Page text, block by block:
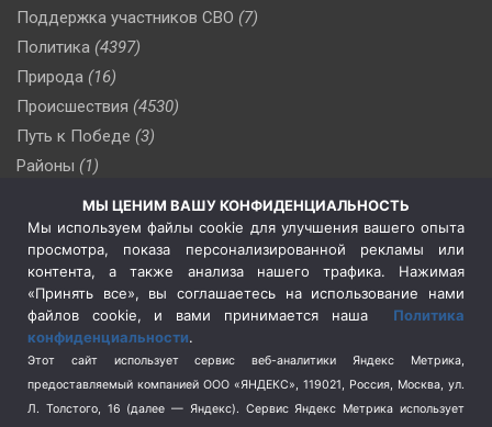
Поддержка участников СВО (7)
Политика (4397)
Природа (16)
Происшествия (4530)
Путь к Победе (3)
Районы (1)
(510)
Сельское хозяйство (3)
Социальная политика
(3)
Спецоперация в Украине
Спецоперация на Украине
(404)
Спорт (740)
Терроризм (1)
МЫ ЦЕНИМ ВАШУ КОНФИДЕНЦИАЛЬНОСТЬ
Мы используем файлы cookie для улучшения вашего опыта
просмотра, показа персонализированной рекламы или
контента, а также анализа нашего трафика. Нажимая
«Принять все», вы соглашаетесь на использование нами
файлов cookie, и вами принимается наша Политика
конфиденциальности.
Этот сайт использует сервис веб-аналитики Яндекс Метрика,
предоставляемый компанией ООО «ЯНДЕКС», 119021, Россия, Москва, ул.
Л. Толстого, 16 (далее — Яндекс). Сервис Яндекс Метрика использует